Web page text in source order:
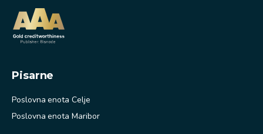
Pisarne
Poslovna enota Celje
Poslovna enota Maribor